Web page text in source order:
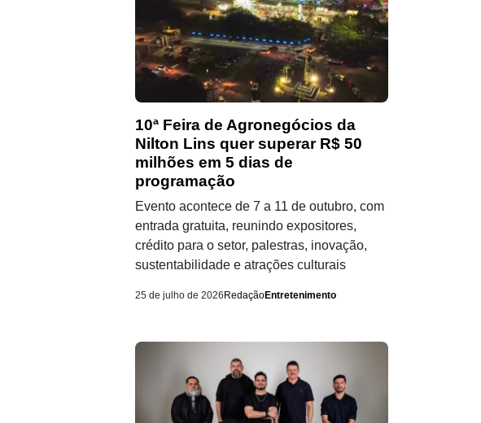
10ª Feira de Agronegócios da
Nilton Lins quer superar R$ 50
milhões em 5 dias de
programação
Evento acontece de 7 a 11 de outubro, com
entrada gratuita, reunindo expositores,
crédito para o setor, palestras, inovação,
sustentabilidade e atrações culturais
25 de julho de 2026RedaçãoEntretenimento